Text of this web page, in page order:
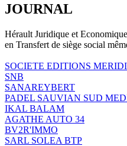
JOURNAL
Hérault Juridique et Economique
en Transfert de siège social
SOCIETE EDITIONS
SNB
SANAREYBERT
PADEL SAUVIAN SUD
IKAL BALAM
AGATHE AUTO 34
BV2R'IMMO
SARL SOLEA BTP